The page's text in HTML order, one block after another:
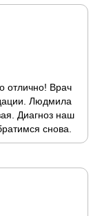
отлично! Врач
Людмила
Диагноз наш
снова.